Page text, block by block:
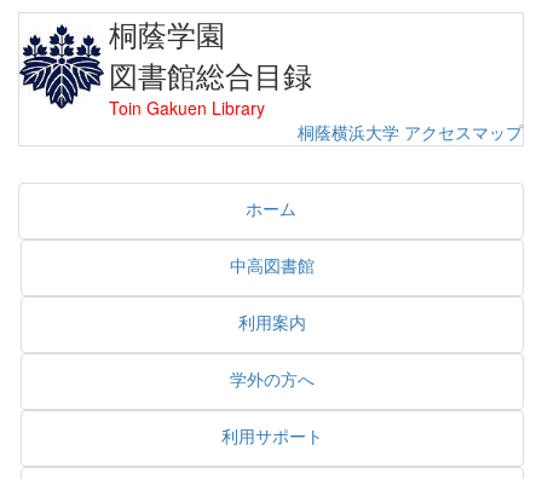
桐蔭学園
図書館総合目録
Toin Gakuen Library
桐蔭横浜大学 アクセスマップ
ホーム
中高図書館
利用案内
学外の方へ
利用サポート